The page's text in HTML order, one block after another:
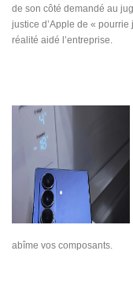
de son côté demandé au
justice d’Apple de «
réalité aidé l’entreprise.
abîme vos composants.